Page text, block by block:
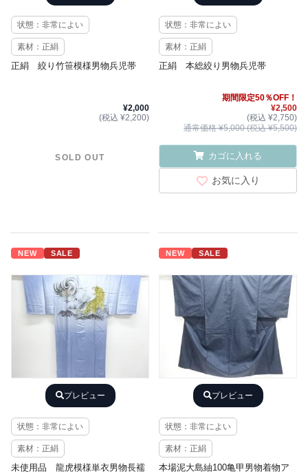
状態：非常によい
素材：正絹
正絹 絞り竹笹模様男物兵児帯
¥2,000
(税込 ¥2,200)
SOLD OUT
状態：非常によい
素材：正絹
正絹 本総絞り男物兵児帯
期間限定50％OFF！
¥2,500
(税込 ¥2,750)
通常価格 ¥5,000 (税込 ¥5,500)
カゴに入れる
お気に入り
NEW SALE
プレビュー
状態：非常によい
素材：正絹
未使用品 龍虎模様単衣男物長襦
NEW SALE
プレビュー
状態：非常によい
素材：正絹
本場泥大島紬100亀甲男物着物ア